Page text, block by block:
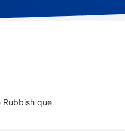
Rubbish que